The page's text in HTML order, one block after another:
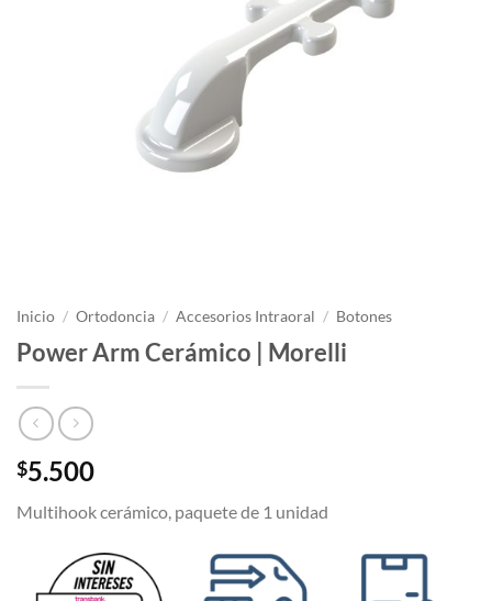
Inicio / Ortodoncia / Accesorios Intraoral / Botones
Power Arm Cerámico | Morelli
$5.500
Multihook cerámico, paquete de 1 unidad